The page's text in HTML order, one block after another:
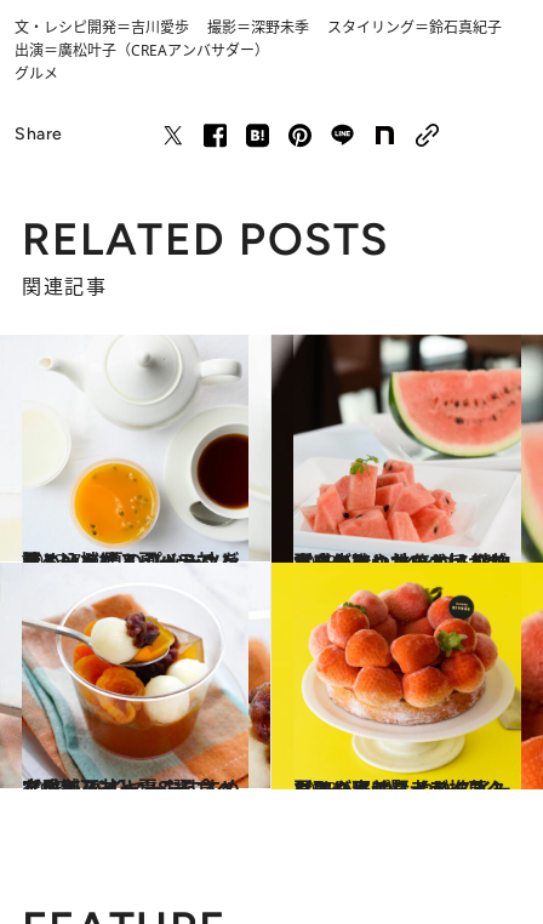
文・レシピ開発＝吉川愛歩 撮影＝深野未季 スタイリング＝鈴石真紀子
出演＝廣松叶子（CREAアンバサダー）
グルメ
Share
RELATED POSTS
関連記事
2023.7.11
夏といえば！ パッションフルーツ 夏のフルーツを詰め込んだスイーツで ビタミン補給＆夏バテ対策！
グルメ 2023.5.1
食感も爽やかなすいかで夏を先取り 水をやらないビタソイルすいかは 植物本来が持つ甘みと旨みがギッシリ
グルメ
2023.6.29
【成城石井】夏こそ食べたい！ バイヤーおすすめ定番和スイーツ8選
グルメ 2023.6.7
お取り寄せ賢者が推薦！ 夏はやっぱり【アイスクリーム】 ひんやりスイーツでご褒美タイム
グルメ